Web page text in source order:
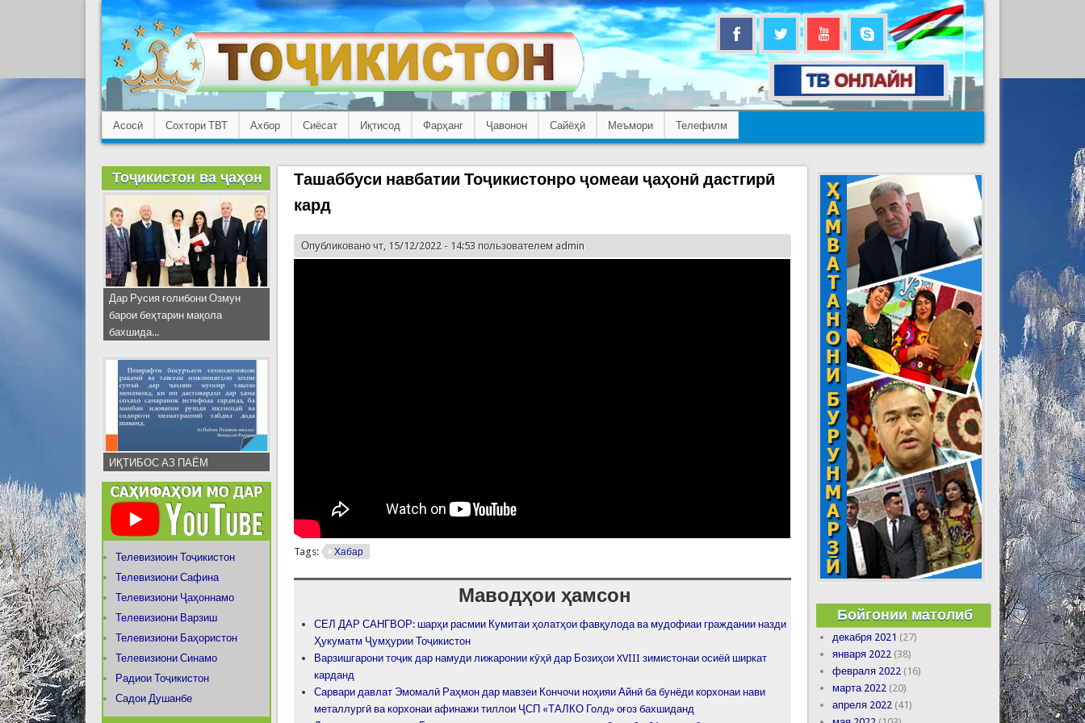
Асосӣ Сохтори ТВТ Ахбор Сиёсат Иқтисод Фарҳанг Ҷавонон Сайёҳӣ Меъмори Телефилм
Ташаббуси навбатии Тоҷикистонро ҷомеаи ҷаҳонӣ дастгирӣ
кард
Опубликовано чт, 15/12/2022 - 14:53 пользователем admin
Tags: Хабар
Маводҳои ҳамсон
СЕЛ ДАР САНГВОР: шарҳи расмии Кумитаи ҳолатҳои фавқулода ва мудофиаи граждании назди
Ҳукуматм Ҷумҳурии Тоҷикистон
Варзишгарони тоҷик дар намуди лижаронии кӯҳӣ дар Бозиҳои XVIII зимистонаи осиёӣ ширкат
карданд
Сарвари давлат Эмомалӣ Раҳмон дар мавзеи Кончочи ноҳияи Айнӣ ба бунёди корхонаи нави
металлургӣ ва корхонаи афинажи тиллои ҶСП «ТАЛКО Голд» оғоз бахшиданд
Тоҷикистон ва ҷаҳон
Дар Русия ғолибони Озмун
барои беҳтарин мақола
бахшида...
ИҚТИБОС АЗ ПАЁМ
Телевизиоин Тоҷикистон
Телевизиони Сафина
Телевизиони Ҷаҳоннамо
Телевизиони Варзиш
Телевизиони Баҳористон
Телевизиони Синамо
Радиои Тоҷикистон
Садои Душанбе
Бойгонии матолиб
декабря 2021 (27)
января 2022 (38)
февраля 2022 (16)
марта 2022 (20)
апреля 2022 (41)